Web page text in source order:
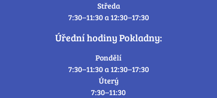
Středa
7:30–11:30 a 12:30–17:30
Úřední hodiny Pokladny:
Pondělí
7:30–11:30 a 12:30–17:30
Úterý
7:30–11:30